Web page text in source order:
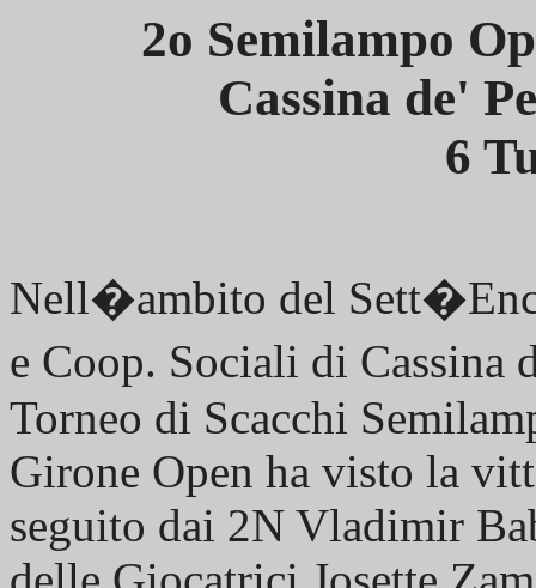
2o Semilampo
Cassina de'
6
Nell�ambito del
e Coop. Sociali di
Torneo di Scacchi
Girone Open ha visto la
seguito dai 2N Vladimir